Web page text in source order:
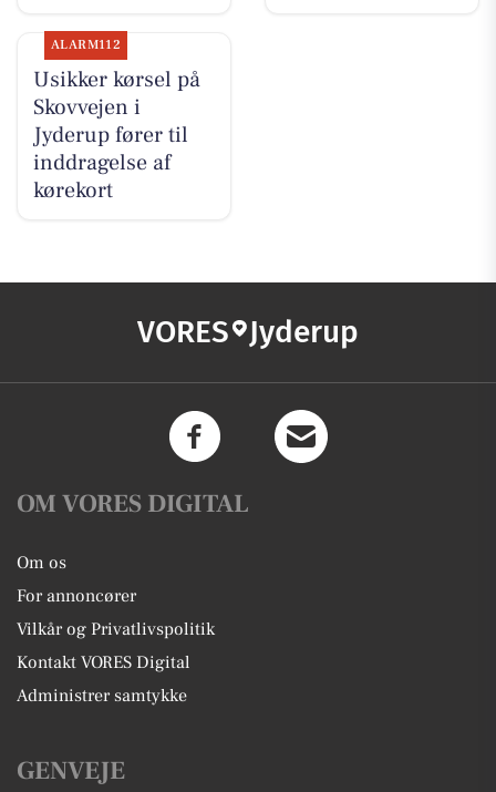
ALARM112
Usikker kørsel på
Skovvejen i
Jyderup fører til
inddragelse af
kørekort
VORES Jyderup
OM VORES DIGITAL
Om os
For annoncører
Vilkår og Privatlivspolitik
Kontakt VORES Digital
Administrer samtykke
GENVEJE